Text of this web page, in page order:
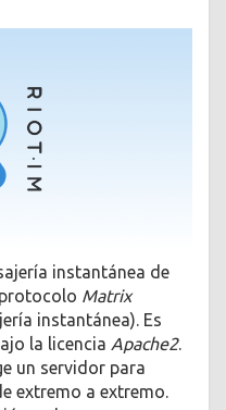
instantánea de
Matrix
instantánea). Es
la licencia Apache2.
un servidor para
extremo a extremo.